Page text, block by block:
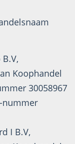
Koophandel
30058967
nummer
I B.V,